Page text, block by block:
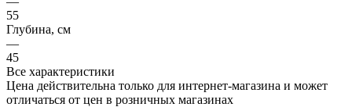
55
Глубина, см
—
45
Все характеристики
Цена действительна только для интернет-магазина и может
отличаться от цен в розничных магазинах